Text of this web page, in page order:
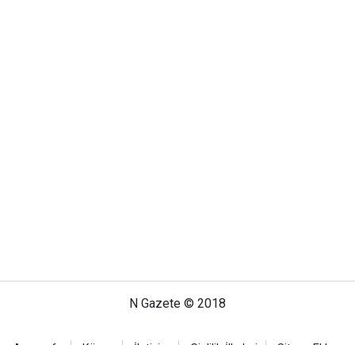
N Gazete © 2018